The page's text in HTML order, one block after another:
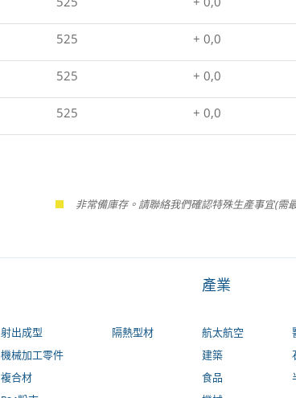
525 + 0,0
525 + 0,0
525 + 0,0
非常備庫存。請聯絡我們確認特殊生產事宜(需
射出成型
機械加工零件
複合材
隔熱型材
產業
航太航空
建築
食品